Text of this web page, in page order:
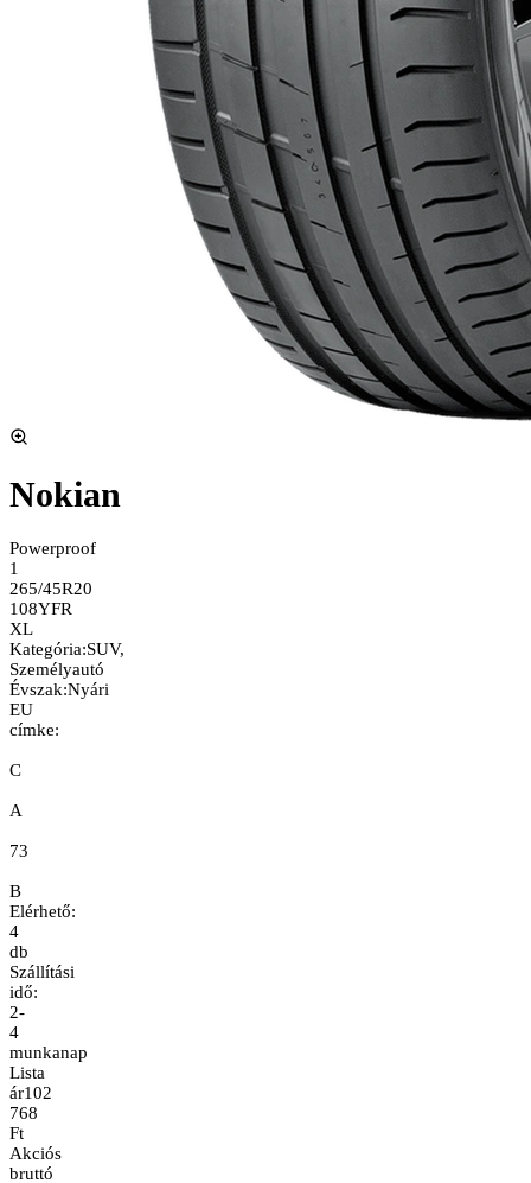
Nokian
Powerproof
1
265/45R20
108YFR
XL
Kategória:SUV,
Személyautó
Évszak:Nyári
EU
címke:
C
A
73
B
Elérhető:
4
db
Szállítási
idő:
2-
4
munkanap
Lista
ár102
768
Ft
Akciós
bruttó